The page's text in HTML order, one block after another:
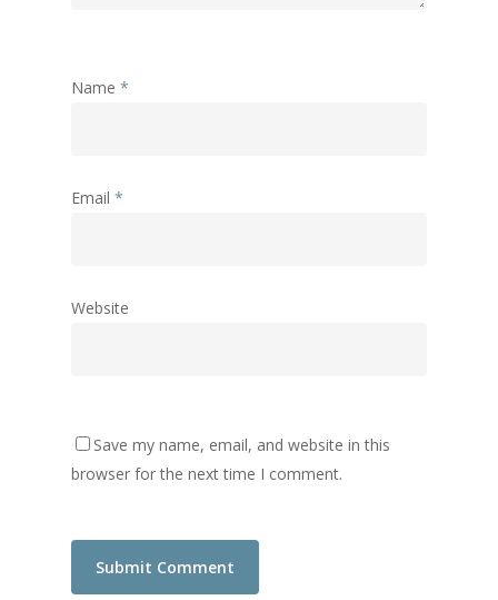
Name *
Email *
Website
Save my name, email, and website in this
browser for the next time I comment.